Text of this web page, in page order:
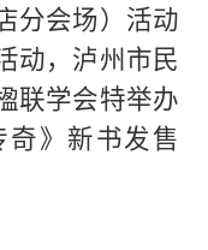
分会场）活动
动，泸州市民
联学会特举办
》新书发售